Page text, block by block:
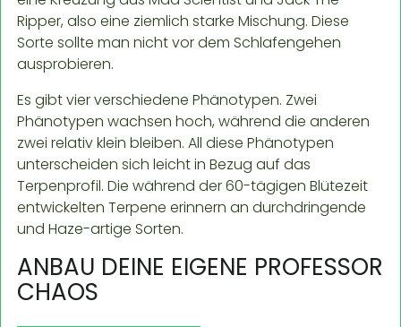
Ripper, also eine ziemlich starke Mischung. Diese
Sorte sollte man nicht vor dem Schlafengehen
ausprobieren.
Es gibt vier verschiedene Phänotypen. Zwei
Phänotypen wachsen hoch, während die anderen
zwei relativ klein bleiben. All diese Phänotypen
unterscheiden sich leicht in Bezug auf das
Terpenprofil. Die während der 60-tägigen Blütezeit
entwickelten Terpene erinnern an durchdringende
und Haze-artige Sorten.
ANBAU DEINE EIGENE PROFESSOR
CHAOS